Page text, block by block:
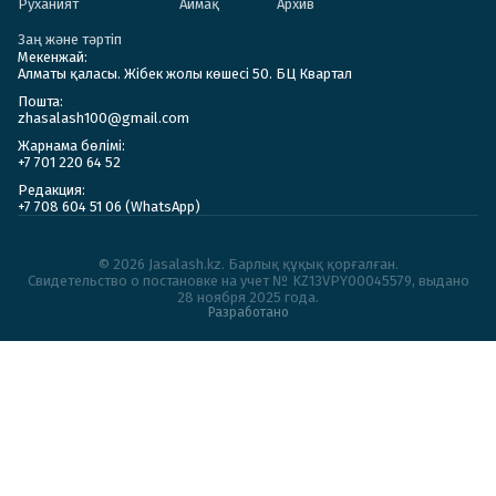
Руханият Аймақ Архив
Заң және тәртіп
Мекенжай:
Алматы қаласы. Жібек жолы көшесі 50. БЦ Квартал
Пошта:
zhasalash100@gmail.com
Жарнама бөлімі:
+7 701 220 64 52
Редакция:
+7 708 604 51 06 (WhatsApp)
© 2026 Jasalash.kz. Барлық құқық қорғалған.
Cвидетельство о постановке на учет № KZ13VPY00045579, выдано
28 ноября 2025 года.
Разработано